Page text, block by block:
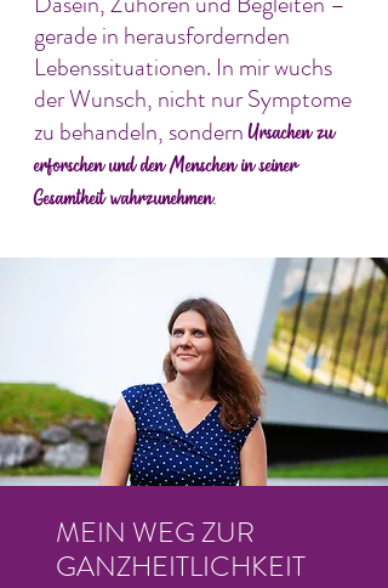
gerade in herausfordernden
Lebenssituationen. In mir wuchs
der Wunsch, nicht nur Symptome
zu behandeln, sondern Ursachen zu
erforschen und den Menschen in seiner
Gesamtheit wahrzunehmen.
MEIN WEG ZUR
GANZHEITLICHKEIT